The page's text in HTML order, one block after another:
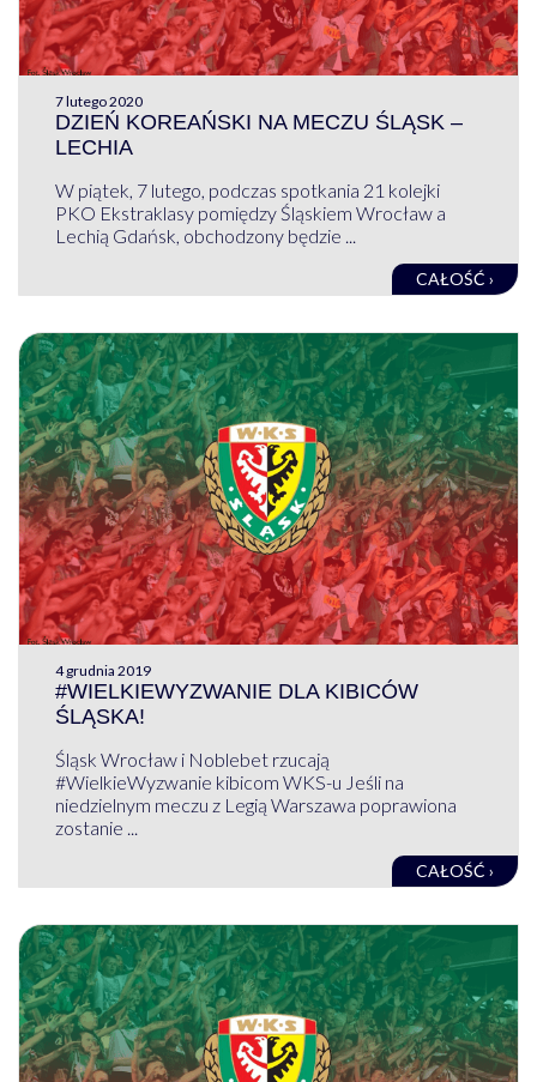
7 lutego 2020
DZIEŃ KOREAŃSKI NA MECZU ŚLĄSK –
LECHIA
W piątek, 7 lutego, podczas spotkania 21 kolejki
PKO Ekstraklasy pomiędzy Śląskiem Wrocław a
Lechią Gdańsk, obchodzony będzie ...
CAŁOŚĆ ›
4 grudnia 2019
#WIELKIEWYZWANIE DLA KIBICÓW
ŚLĄSKA!
Śląsk Wrocław i Noblebet rzucają
#WielkieWyzwanie kibicom WKS-u Jeśli na
niedzielnym meczu z Legią Warszawa poprawiona
zostanie ...
CAŁOŚĆ ›